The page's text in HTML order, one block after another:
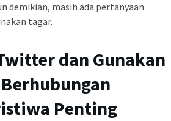
demikian, masih ada pertanyaan
tagar.
dan Gunakan
Penting